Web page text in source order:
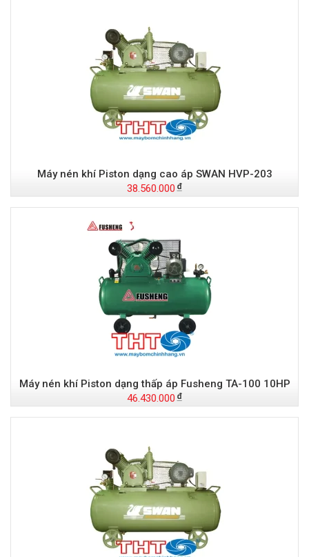
Máy nén khí Piston dạng cao áp SWAN HVP-203
38.560.000
Máy nén khí Piston dạng thấp áp Fusheng TA-100 10HP
46.430.000